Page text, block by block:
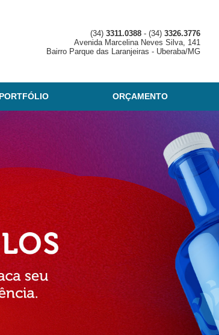
(34) 3311.0388- (34) 3326.3776
Avenida Marcelina Neves Silva, 141
Bairro Parque das Laranjeiras - Uberaba/MG
PORTFÓLIO ORÇAMENTO